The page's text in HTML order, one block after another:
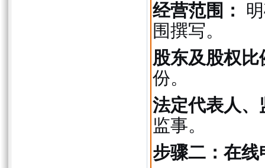
经营范围：
围撰写。
股东及股权比
份。
法定代表人
监事。
步骤二：在